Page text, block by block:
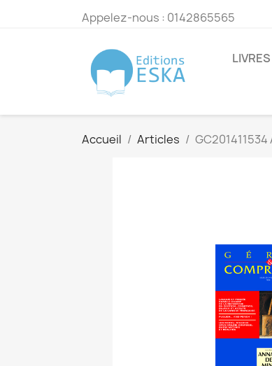
Appelez-nous : 0142865565
LIVRES
Accueil Articles